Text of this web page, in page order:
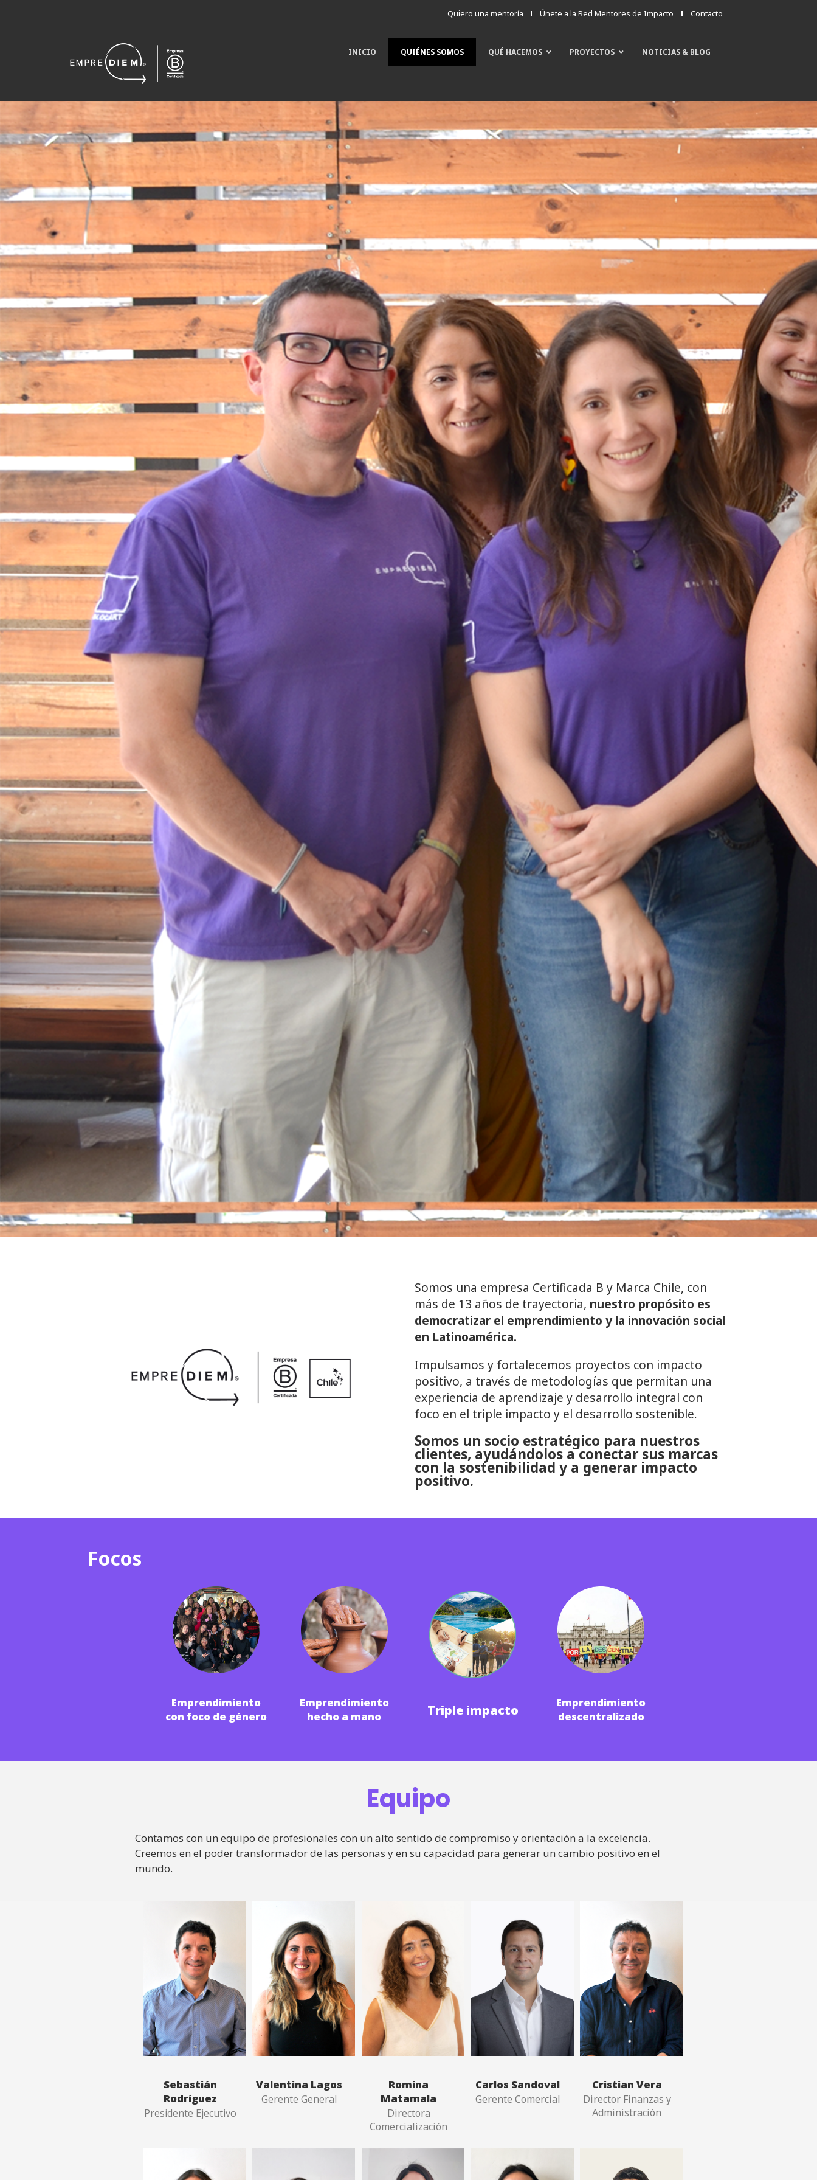
Quiero una mentoría Únete a la Red Mentores de Impacto Contacto
INICIO QUIÉNES SOMOS QUÉ HACEMOS PROYECTOS NOTICIAS & BLOG
Somos una empresa Certificada B y Marca Chile, con
más de 13 años de trayectoria, nuestro propósito es
democratizar el emprendimiento y la innovación social
en Latinoamérica.
Impulsamos y fortalecemos proyectos con impacto
positivo, a través de metodologías que permitan una
experiencia de aprendizaje y desarrollo integral con
foco en el triple impacto y el desarrollo sostenible.
Somos un socio estratégico para nuestros
clientes, ayudándolos a conectar sus marcas
con la sostenibilidad y a generar impacto
positivo.
Focos
Emprendimiento
con foco de género
Emprendimiento
hecho a mano
Triple impacto
Emprendimiento
descentralizado
Equipo
Contamos con un equipo de profesionales con un alto sentido de compromiso y orientación a la excelencia.
Creemos en el poder transformador de las personas y en su capacidad para generar un cambio positivo en el
mundo.
Sebastián
Rodríguez
Presidente Ejecutivo
Valentina Lagos
Gerente General
Romina
Matamala
Directora
Comercialización
Carlos Sandoval
Gerente Comercial
Cristian Vera
Director Finanzas y
Administración